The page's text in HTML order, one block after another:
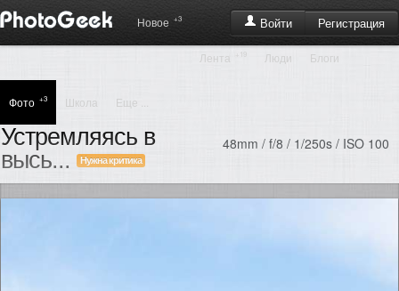
Войти Регистрация
Новое +3
Лента +19 Люди Блоги
Фото +3 Школа Еще ...
Устремляясь в
высь...
Нужна критика
48mm / f/8 / 1/250s / ISO 100